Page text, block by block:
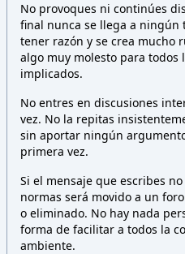
No provoques ni continúes
final nunca se llega a
tener razón y se crea mucho
algo muy molesto para todos
implicados.
No entres en discusiones
vez. No la repitas
sin aportar ningún
primera vez.
Si el mensaje que escribes
normas será movido a un
o eliminado. No hay nada
forma de facilitar a todos la
ambiente.